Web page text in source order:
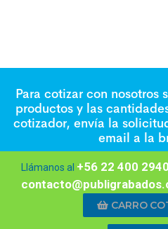
Para cotizar con nosotros
productos y las
cotizador, envía la
email a la
Llámanos al +56 22 400 2940
CARRO